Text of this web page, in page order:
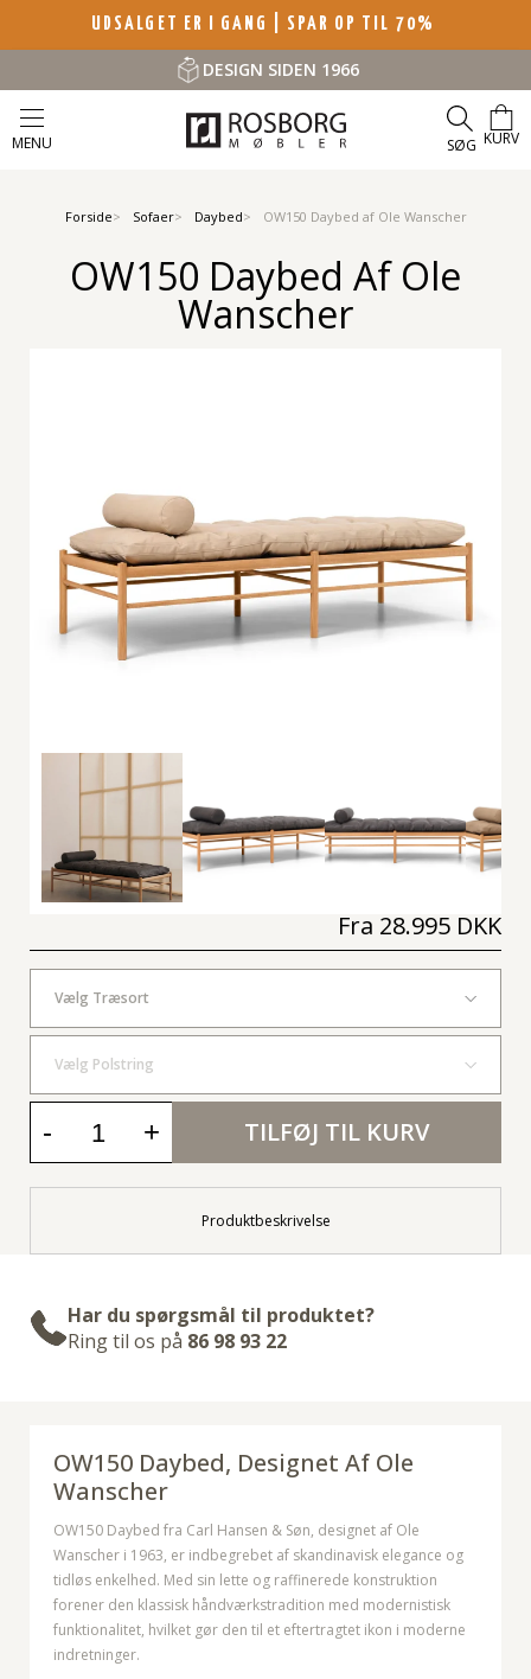
UDSALGET ER I GANG | SPAR OP TIL 70%
DESIGN SIDEN 1966
MENU SØG KURV
Forside Sofaer Daybed OW150 Daybed af Ole Wanscher
OW150 Daybed Af Ole
Wanscher
Fra 28.995 DKK
Vælg Træsort
Vælg Polstring
- + TILFØJ TIL KURV
Produktbeskrivelse
Har du spørgsmål til produktet?
Ring til os på 86 98 93 22
OW150 Daybed, Designet Af Ole
Wanscher
OW150 Daybed fra Carl Hansen & Søn, designet af Ole
Wanscher i 1963, er indbegrebet af skandinavisk elegance og
tidløs enkelhed. Med sin lette og raffinerede konstruktion
forener den klassisk håndværkstradition med modernistisk
funktionalitet, hvilket gør den til et eftertragtet ikon i moderne
indretninger.